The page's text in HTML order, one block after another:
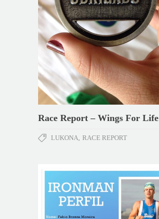
Race Report – Wings For Life
LUKONA, RACE REPORT